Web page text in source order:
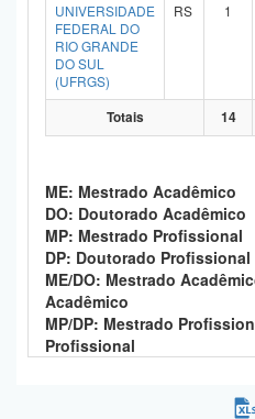
UNIVERSIDADE
FEDERAL DO
RIO GRANDE
DO SUL
(UFRGS)
RS 1
Totais 14
ME: Mestrado Acadêmico
DO: Doutorado Acadêmico
MP: Mestrado Profissional
DP: Doutorado Profissional
ME/DO: Mestrado
Acadêmico
MP/DP: Mestrado
Profissional